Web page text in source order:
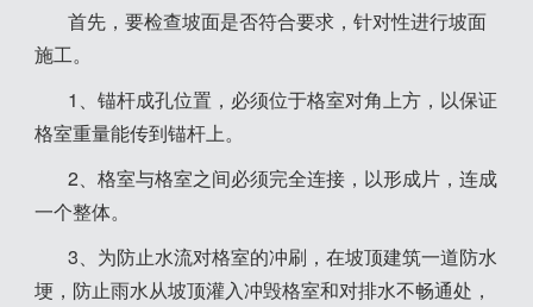
首先，要检查坡面是否符合要求，针对性进行坡面
施工。
1、锚杆成孔位置，必须位于格室对角上方，以保证
格室重量能传到锚杆上。
2、格室与格室之间必须完全连接，以形成片，连成
一个整体。
3、为防止水流对格室的冲刷，在坡顶建筑一道防水
埂，防止雨水从坡顶灌入冲毁格室和对排水不畅通处，